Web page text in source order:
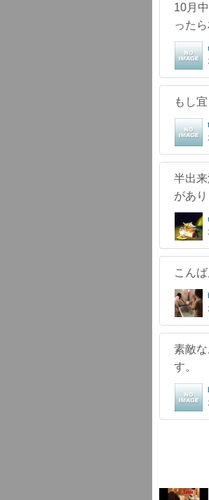
10月
った
もし
半出
があ
こん
素敵
す。